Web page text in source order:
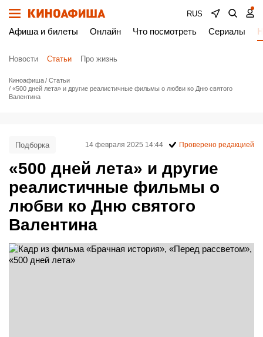
RUS
Афиша и билеты Онлайн Что посмотреть Сериалы
Новости Статьи Про жизнь
Киноафиша
Статьи
«500 дней лета» и другие реалистичные фильмы о любви ко Дню святого
Валентина
«500 дней лета» и другие
реалистичные фильмы о
любви ко Дню святого
Валентина
Подборка 14 февраля 2025 14:44 Проверено редакцией